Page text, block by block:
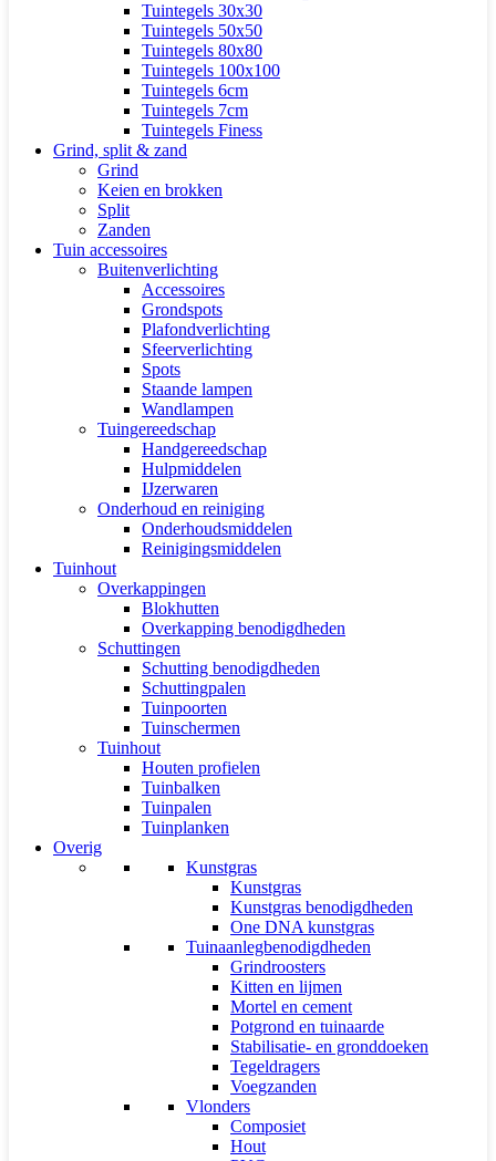
Tuintegels 30x30
Tuintegels 50x50
Tuintegels 80x80
Tuintegels 100x100
Tuintegels 6cm
Tuintegels 7cm
Tuintegels Finess
Grind, split & zand
Grind
Keien en brokken
Split
Zanden
Tuin accessoires
Buitenverlichting
Accessoires
Grondspots
Plafondverlichting
Sfeerverlichting
Spots
Staande lampen
Wandlampen
Tuingereedschap
Handgereedschap
Hulpmiddelen
IJzerwaren
Onderhoud en reiniging
Onderhoudsmiddelen
Reinigingsmiddelen
Tuinhout
Overkappingen
Blokhutten
Overkapping benodigdheden
Schuttingen
Schutting benodigdheden
Schuttingpalen
Tuinpoorten
Tuinschermen
Tuinhout
Houten profielen
Tuinbalken
Tuinpalen
Tuinplanken
Overig
Kunstgras
Kunstgras
Kunstgras benodigdheden
One DNA kunstgras
Tuinaanlegbenodigdheden
Grindroosters
Kitten en lijmen
Mortel en cement
Potgrond en tuinaarde
Stabilisatie- en gronddoeken
Tegeldragers
Voegzanden
Vlonders
Composiet
Hout